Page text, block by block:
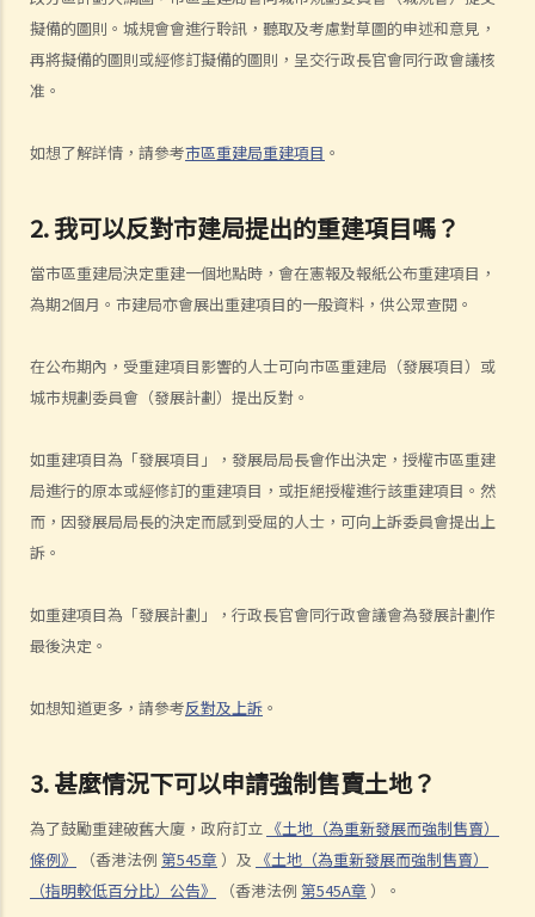
擬備的圖則。城規會會進行聆訊，聽取及考慮對草圖的申述和意見，
再將擬備的圖則或經修訂擬備的圖則，呈交行政長官會同行政會議核
准。
如想了解詳情，請參考市區重建局重建項目 。
2. 我可以反對市建局提出的重建項目嗎？
當市區重建局決定重建一個地點時，會在憲報及報紙公布重建項目，
為期2個月。市建局亦會展出重建項目的一般資料，供公眾查閱。
在公布期內，受重建項目影響的人士可向市區重建局（發展項目）或
城市規劃委員會（發展計劃）提出反對。
如重建項目為「發展項目」，發展局局長會作出決定，授權市區重建
局進行的原本或經修訂的重建項目，或拒絕授權進行該重建項目。然
而，因發展局局長的決定而感到受屈的人士，可向上訴委員會提出上
訴。
如重建項目為「發展計劃」，行政長官會同行政會議會為發展計劃作
最後決定。
如想知道更多，請參考反對及上訴 。
3. 甚麼情況下可以申請強制售賣土地？
為了鼓勵重建破舊大廈，政府訂立 《土地（為重新發展而強制售賣）
條例》
（香港法例 第545章 ）及 《土地（為重新發展而強制售賣）
（指明較低百分比）公告》
（香港法例 第545A章 ）。
2. 受收地影響而不獲補償建議的人士可做甚麼？
E. 轉介土地審裁處及支付自置居所津貼的上訴機制
強制售賣
B. 強制售賣的程序
D. 《強拍條例指南》
協助
常見問題